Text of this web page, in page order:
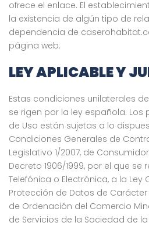
ofrece el enlace. El
la existencia de algún tipo de
dependencia de
página web.
LEY APLICABLE Y
Estas condiciones unilaterales
se rigen por la ley española. Los
de Uso están sujetas a lo
Condiciones Generales de
Legislativo 1/2007, de
Decreto 1906/1999, por el que
Telefónica o Electrónica, a la Ley
Protección de Datos de Carácter
de Ordenación del Comercio
de Servicios de la Sociedad de